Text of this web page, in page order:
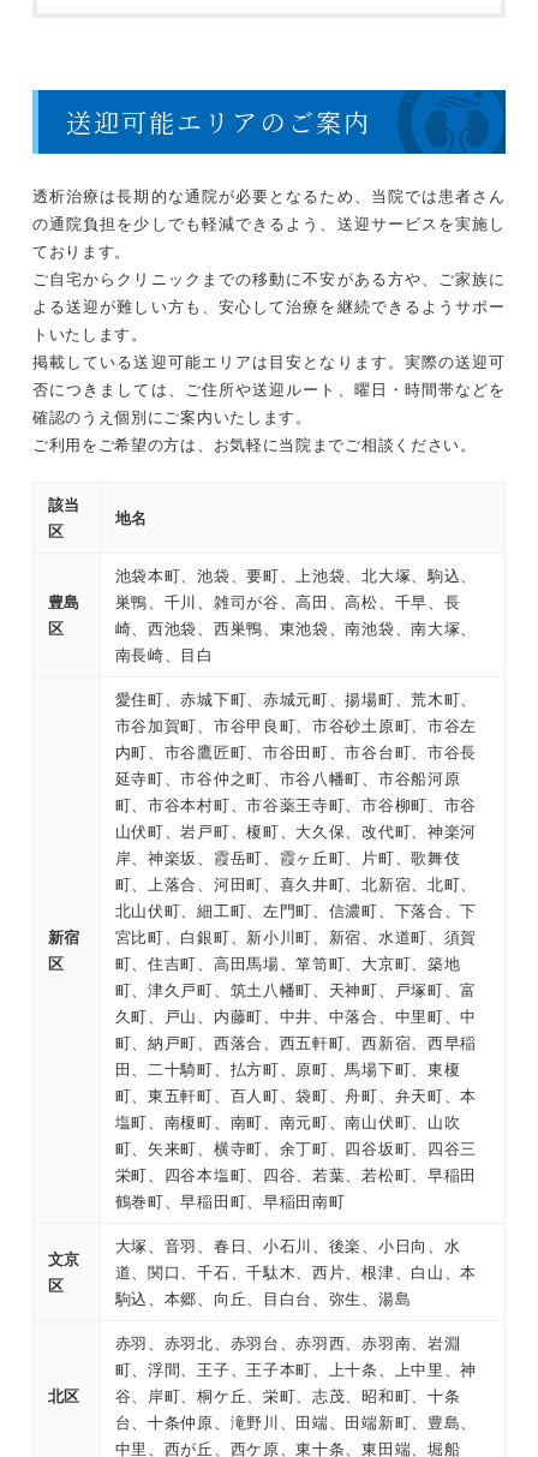
送迎可能エリアのご案内
透析治療は長期的な通院が必要となるため、当院では患者さん
の通院負担を少しでも軽減できるよう、送迎サービスを実施し
ております。
ご自宅からクリニックまでの移動に不安がある方や、ご家族に
よる送迎が難しい方も、安心して治療を継続できるようサポー
トいたします。
掲載している送迎可能エリアは目安となります。実際の送迎可
否につきましては、ご住所や送迎ルート、曜日・時間帯などを
確認のうえ個別にご案内いたします。
ご利用をご希望の方は、お気軽に当院までご相談ください。
該当
区
地名
豊島
区
池袋本町、池袋、要町、上池袋、北大塚、駒込、
巣鴨、千川、雑司が谷、高田、高松、千早、長
崎、西池袋、西巣鴨、東池袋、南池袋、南大塚、
南長崎、目白
新宿
区
愛住町、赤城下町、赤城元町、揚場町、荒木町、
市谷加賀町、市谷甲良町、市谷砂土原町、市谷左
内町、市谷鷹匠町、市谷田町、市谷台町、市谷長
延寺町、市谷仲之町、市谷八幡町、市谷船河原
町、市谷本村町、市谷薬王寺町、市谷柳町、市谷
山伏町、岩戸町、榎町、大久保、改代町、神楽河
岸、神楽坂、霞岳町、霞ヶ丘町、片町、歌舞伎
町、上落合、河田町、喜久井町、北新宿、北町、
北山伏町、細工町、左門町、信濃町、下落合、下
宮比町、白銀町、新小川町、新宿、水道町、須賀
町、住吉町、高田馬場、箪笥町、大京町、築地
町、津久戸町、筑土八幡町、天神町、戸塚町、富
久町、戸山、内藤町、中井、中落合、中里町、中
町、納戸町、西落合、西五軒町、西新宿、西早稲
田、二十騎町、払方町、原町、馬場下町、東榎
町、東五軒町、百人町、袋町、舟町、弁天町、本
塩町、南榎町、南町、南元町、南山伏町、山吹
町、矢来町、横寺町、余丁町、四谷坂町、四谷三
栄町、四谷本塩町、四谷、若葉、若松町、早稲田
鶴巻町、早稲田町、早稲田南町
文京
区
大塚、音羽、春日、小石川、後楽、小日向、水
道、関口、千石、千駄木、西片、根津、白山、本
駒込、本郷、向丘、目白台、弥生、湯島
北区
赤羽、赤羽北、赤羽台、赤羽西、赤羽南、岩淵
町、浮間、王子、王子本町、上十条、上中里、神
谷、岸町、桐ケ丘、栄町、志茂、昭和町、十条
台、十条仲原、滝野川、田端、田端新町、豊島、
中里、西が丘、西ケ原、東十条、東田端、堀船